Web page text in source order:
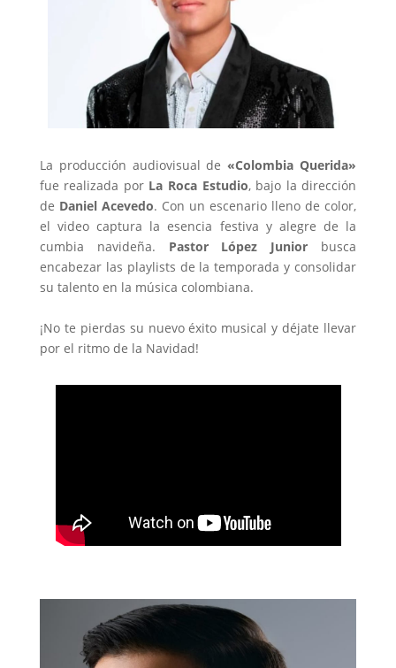
La producción audiovisual de «Colombia Querida»
fue realizada por La Roca Estudio, bajo la dirección
de Daniel Acevedo. Con un escenario lleno de color,
el video captura la esencia festiva y alegre de la
cumbia navideña. Pastor López Junior busca
encabezar las playlists de la temporada y consolidar
su talento en la música colombiana.
¡No te pierdas su nuevo éxito musical y déjate llevar
por el ritmo de la Navidad!